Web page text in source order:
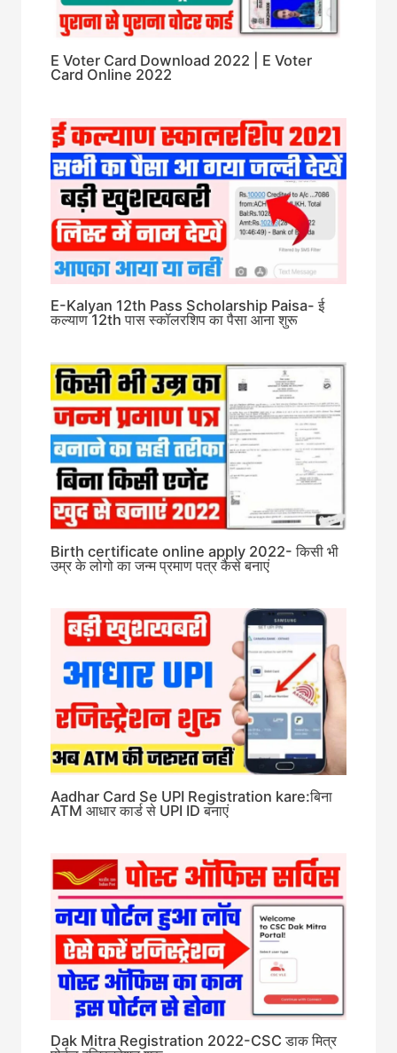
E Voter Card Download 2022 | E Voter
Card Online 2022
E-Kalyan 12th Pass Scholarship Paisa- ई
कल्याण 12th पास स्कॉलरशिप का पैसा आना शुरू
Birth certificate online apply 2022- किसी भी
उम्र के लोगो का जन्म प्रमाण पत्र कैसे बनाएं
Aadhar Card Se UPI Registration kare:बिना
ATM आधार कार्ड से UPI ID बनाएं
Dak Mitra Registration 2022-CSC डाक मित्र